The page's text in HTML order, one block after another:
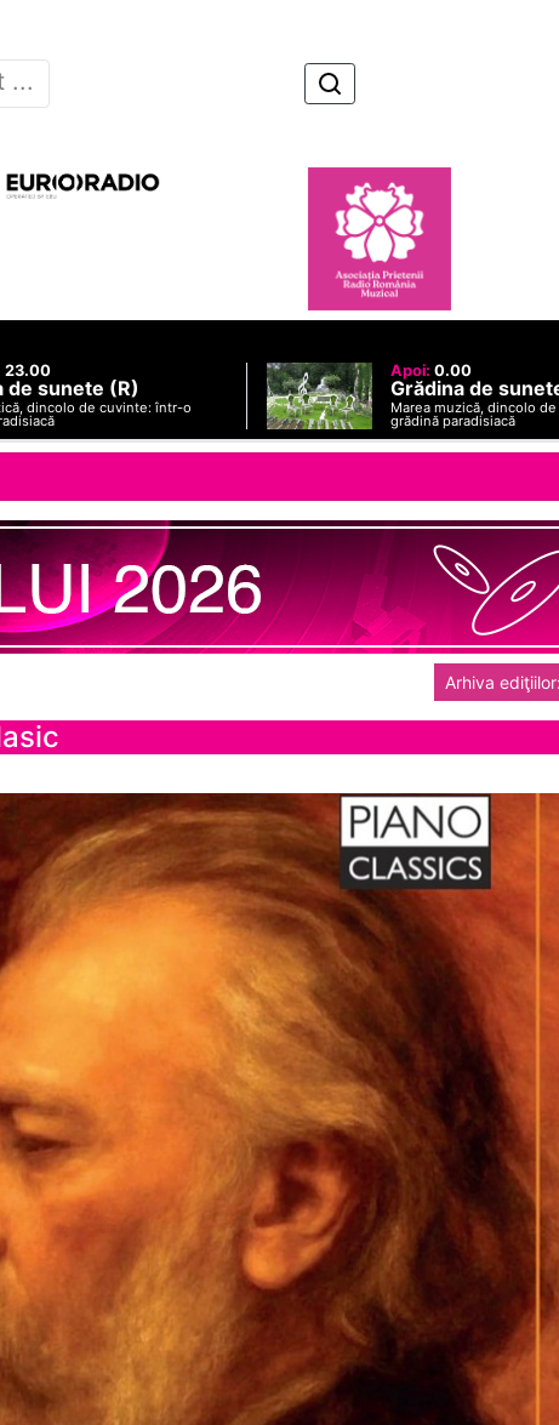
...
23.00
de sunete (R)
dincolo de cuvinte: într-o
Apoi: 0.00
Grădina de
Marea muzică, dincolo
grădină paradisiacă
Arhiva ediţiilor: